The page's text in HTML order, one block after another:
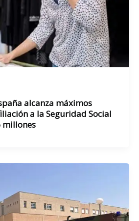
alcanza máximos
a la Seguridad Social
millones